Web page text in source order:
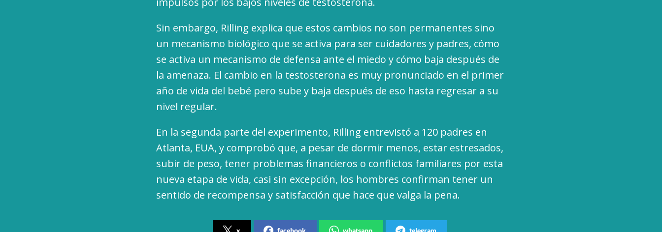
Sin embargo, Rilling explica que estos cambios no son permanentes sino
un mecanismo biológico que se activa para ser cuidadores y padres, cómo
se activa un mecanismo de defensa ante el miedo y cómo baja después de
la amenaza. El cambio en la testosterona es muy pronunciado en el primer
año de vida del bebé pero sube y baja después de eso hasta regresar a su
nivel regular.
En la segunda parte del experimento, Rilling entrevistó a 120 padres en
Atlanta, EUA, y comprobó que, a pesar de dormir menos, estar estresados,
subir de peso, tener problemas financieros o conflictos familiares por esta
nueva etapa de vida, casi sin excepción, los hombres confirman tener un
sentido de recompensa y satisfacción que hace que valga la pena.
x facebook whatsapp telegram